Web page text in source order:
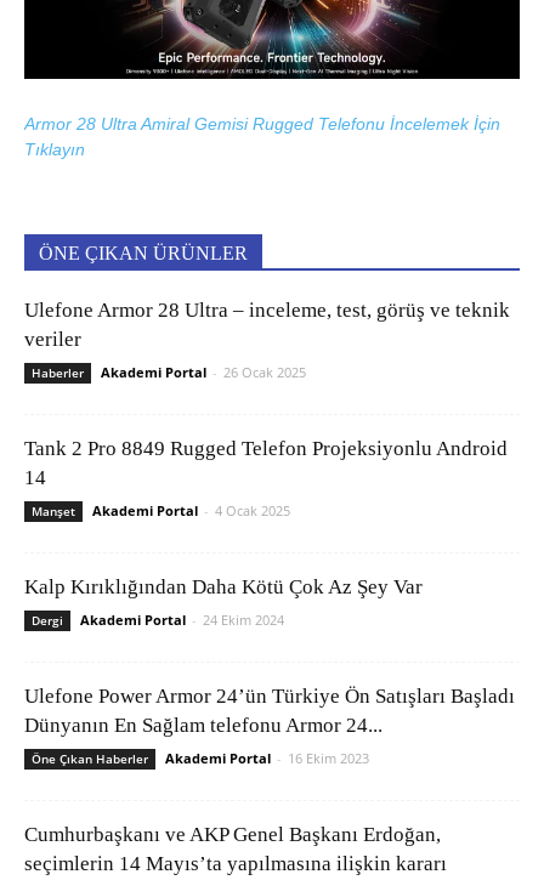
Armor 28 Ultra Amiral Gemisi Rugged Telefonu İncelemek İçin
Tıklayın
ÖNE ÇIKAN ÜRÜNLER
Ulefone Armor 28 Ultra – inceleme, test, görüş ve teknik
veriler
Haberler Akademi Portal - 26 Ocak 2025
Tank 2 Pro 8849 Rugged Telefon Projeksiyonlu Android
14
Manşet Akademi Portal - 4 Ocak 2025
Kalp Kırıklığından Daha Kötü Çok Az Şey Var
Dergi Akademi Portal - 24 Ekim 2024
Ulefone Power Armor 24’ün Türkiye Ön Satışları Başladı
Dünyanın En Sağlam telefonu Armor 24...
Öne Çıkan Haberler Akademi Portal - 16 Ekim 2023
Cumhurbaşkanı ve AKP Genel Başkanı Erdoğan,
seçimlerin 14 Mayıs’ta yapılmasına ilişkin kararı